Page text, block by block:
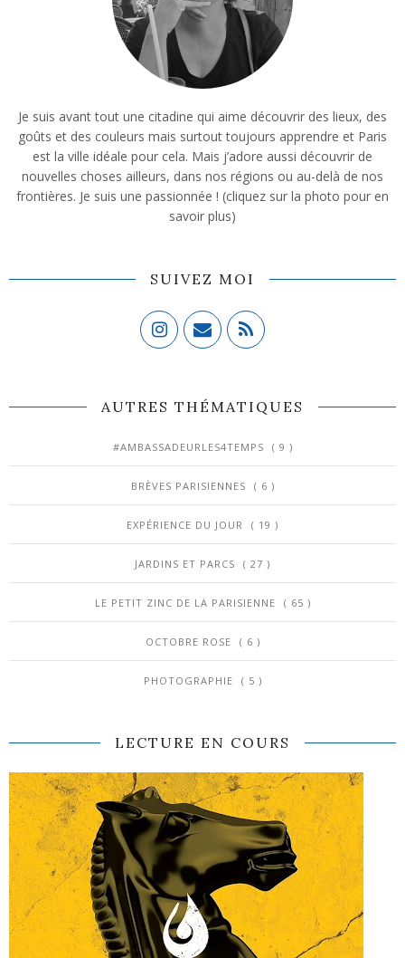
Je suis avant tout une citadine qui aime découvrir des lieux, des
goûts et des couleurs mais surtout toujours apprendre et Paris
est la ville idéale pour cela. Mais j’adore aussi découvrir de
nouvelles choses ailleurs, dans nos régions ou au-delà de nos
frontières. Je suis une passionnée ! (cliquez sur la photo pour en
savoir plus)
SUIVEZ MOI
AUTRES THÉMATIQUES
#AMBASSADEURLES4TEMPS ( 9 )
BRÈVES PARISIENNES ( 6 )
EXPÉRIENCE DU JOUR ( 19 )
JARDINS ET PARCS ( 27 )
LE PETIT ZINC DE LA PARISIENNE ( 65 )
OCTOBRE ROSE ( 6 )
PHOTOGRAPHIE ( 5 )
LECTURE EN COURS